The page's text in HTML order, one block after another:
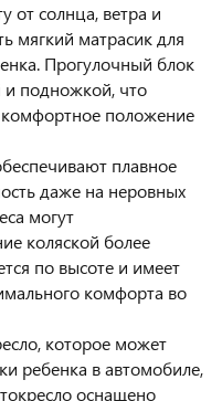
от солнца, ветра и
мягкий матрасик для
Прогулочный блок
и подножкой, что
комфортное положение
плавное
даже на неровных
могут
коляской более
по высоте и имеет
комфорта во
которое может
ребенка в автомобиле,
оснащено